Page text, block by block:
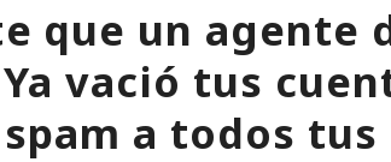
que un agente
vació tus
a todos